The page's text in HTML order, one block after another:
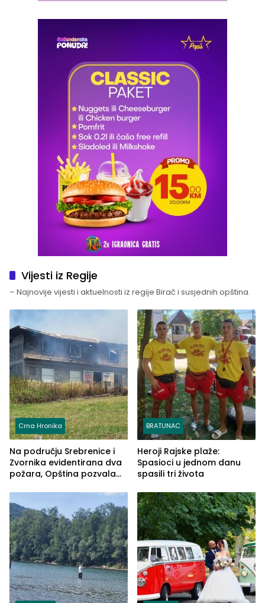
Vijesti iz Regije
– Najnovije vijesti i aktuelnosti iz regije Birač i susjednih opština.
Crna Hronika
Na području Srebrenice i
Zvornika evidentirana dva
požara, Opština pozvala
BRATUNAC
Heroji Rajske plaže:
Spasioci u jednom danu
spasili tri života